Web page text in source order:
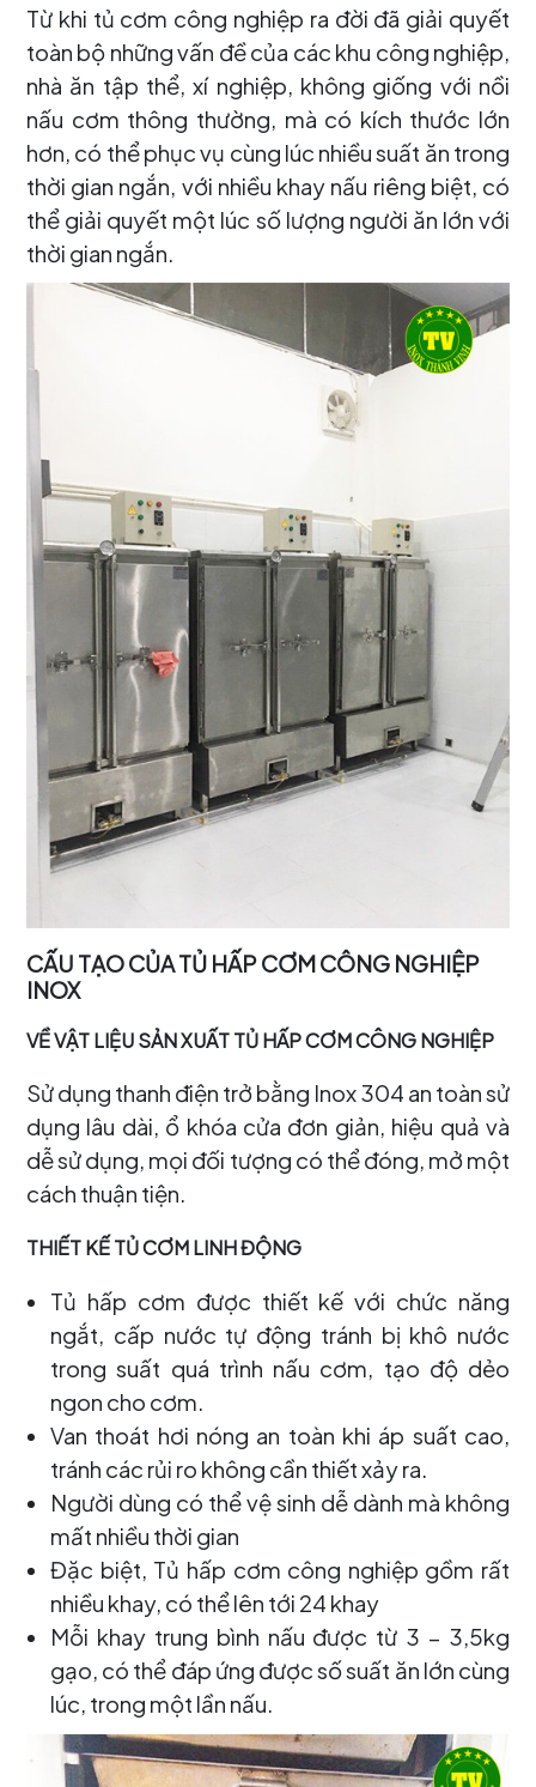
Từ khi tủ cơm công nghiệp ra đời đã giải quyết
toàn bộ những vấn đề của các khu công nghiệp,
nhà ăn tập thể, xí nghiệp, không giống với nồi
nấu cơm thông thường, mà có kích thước lớn
hơn, có thể phục vụ cùng lúc nhiều suất ăn trong
thời gian ngắn, với nhiều khay nấu riêng biệt, có
thể giải quyết một lúc số lượng người ăn lớn với
thời gian ngắn.
CẤU TẠO CỦA TỦ HẤP CƠM CÔNG NGHIỆP
INOX
VỀ VẬT LIỆU SẢN XUẤT TỦ HẤP CƠM CÔNG NGHIỆP
Sử dụng thanh điện trở bằng Inox 304 an toàn sử
dụng lâu dài, ổ khóa cửa đơn giản, hiệu quả và
dễ sử dụng, mọi đối tượng có thể đóng, mở một
cách thuận tiện.
THIẾT KẾ TỦ CƠM LINH ĐỘNG
Tủ hấp cơm được thiết kế với chức năng
ngắt, cấp nước tự động tránh bị khô nước
trong suất quá trình nấu cơm, tạo độ dẻo
ngon cho cơm.
Van thoát hơi nóng an toàn khi áp suất cao,
tránh các rủi ro không cần thiết xảy ra.
Người dùng có thể vệ sinh dễ dành mà không
mất nhiều thời gian
Đặc biệt, Tủ hấp cơm công nghiệp gồm rất
nhiều khay, có thể lên tới 24 khay
Mỗi khay trung bình nấu được từ 3 – 3,5kg
gạo, có thể đáp ứng được số suất ăn lớn cùng
lúc, trong một lần nấu.